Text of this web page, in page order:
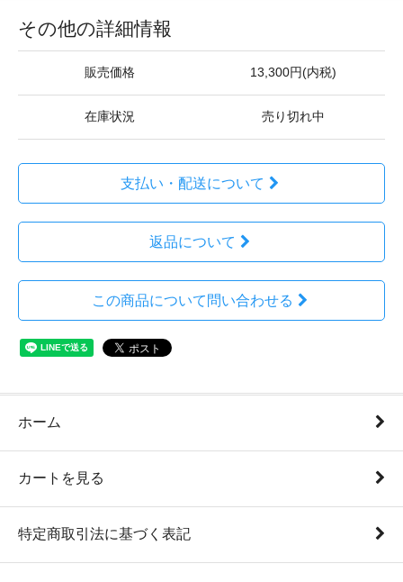
その他の詳細情報
販売価格 13,300円(内税)
在庫状況 売り切れ中
支払い・配送について
返品について
この商品について問い合わせる
ホーム
カートを見る
特定商取引法に基づく表記